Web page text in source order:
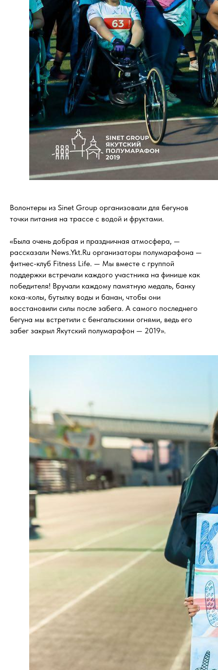
Волонтеры из Sinet Group организовали для бегунов
точки питания на трассе с водой и фруктами.
«Была очень добрая и праздничная атмосфера, —
рассказали News.Ykt.Ru организаторы полумарафона —
фитнес-клуб Fitness Life. — Мы вместе с группой
поддержки встречали каждого участника на финише как
победителя! Вручали каждому памятную медаль, банку
кока-колы, бутылку воды и банан, чтобы они
восстановили силы после забега. А самого последнего
бегуна мы встретили с бенгальскими огнями, ведь его
забег закрыл Якутский полумарафон — 2019».